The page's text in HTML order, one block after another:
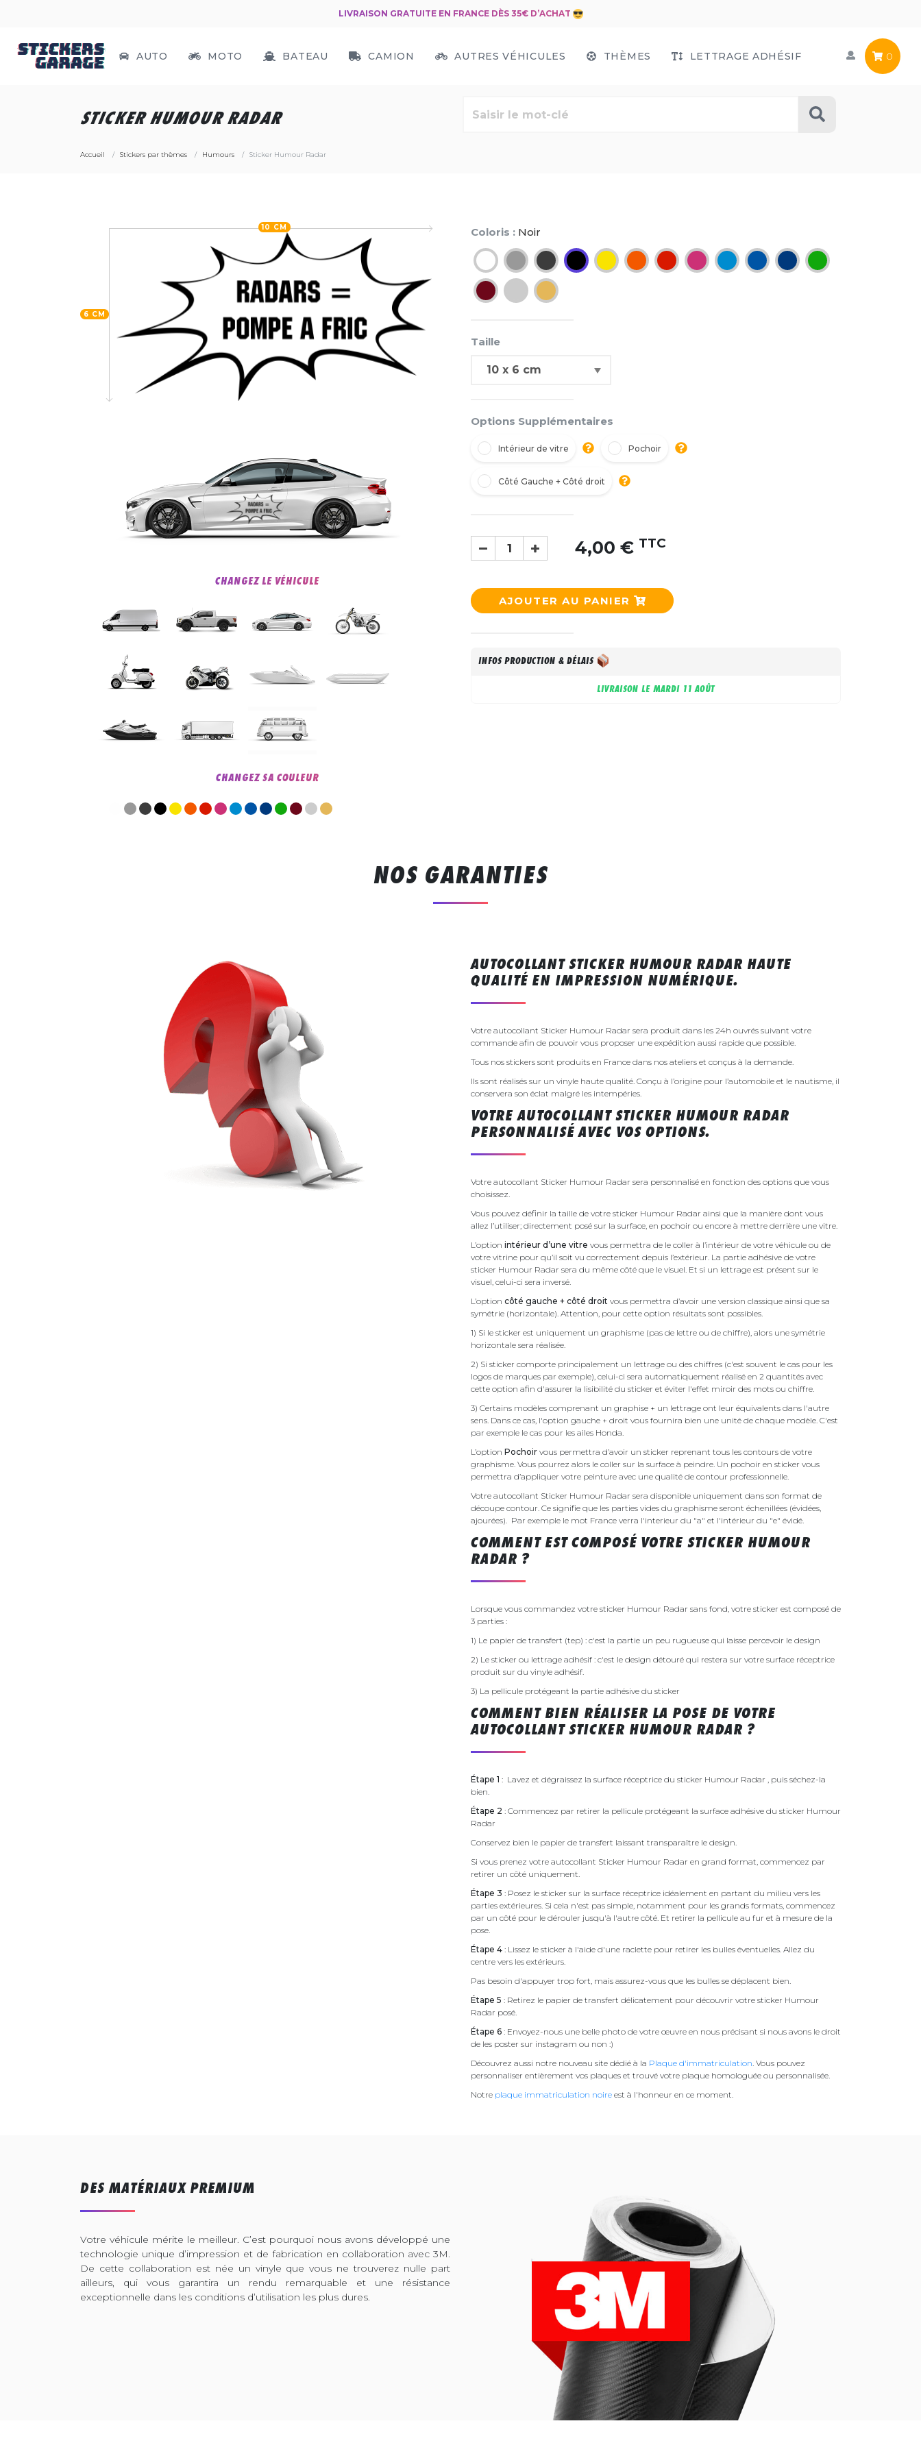
LIVRAISON GRATUITE EN FRANCE DÈS 35€ D’ACHAT
AUTO MOTO BATEAU CAMION AUTRES VÉHICULES THÈMES LETTRAGE ADHÉSIF 0
STICKER HUMOUR RADAR
Accueil Stickers par thèmes Humours Sticker Humour Radar
6 CM
10 CM
CHANGEZ LE VÉHICULE
CHANGEZ SA COULEUR
Coloris : Noir
Taille
Options Supplémentaires
Intérieur de vitre Pochoir
Côté Gauche + Côté droit
4,00 € TTC
AJOUTER AU PANIER
INFOS PRODUCTION & DÉLAIS
LIVRAISON LE MARDI 11 AOÛT
NOS GARANTIES
AUTOCOLLANT STICKER HUMOUR RADAR HAUTE
QUALITÉ EN IMPRESSION NUMÉRIQUE.
Votre autocollant Sticker Humour Radar sera produit dans les 24h ouvrés suivant votre
commande afin de pouvoir vous proposer une expédition aussi rapide que possible.
Tous nos stickers sont produits en France dans nos ateliers et conçus à la demande.
Ils sont réalisés sur un vinyle haute qualité. Conçu à l’origine pour l’automobile et le nautisme, il
conservera son éclat malgré les intempéries.
VOTRE AUTOCOLLANT STICKER HUMOUR RADAR
PERSONNALISÉ AVEC VOS OPTIONS.
Votre autocollant Sticker Humour Radar sera personnalisé en fonction des options que vous
choisissez.
Vous pouvez définir la taille de votre sticker Humour Radar ainsi que la manière dont vous
allez l’utiliser; directement posé sur la surface, en pochoir ou encore à mettre derrière une vitre.
L’option intérieur d’une vitre vous permettra de le coller à l’intérieur de votre véhicule ou de
votre vitrine pour qu’il soit vu correctement depuis l’extérieur. La partie adhésive de votre
sticker Humour Radar sera du même côté que le visuel. Et si un lettrage est présent sur le
visuel, celui-ci sera inversé.
L’option côté gauche + côté droit vous permettra d’avoir une version classique ainsi que sa
symétrie (horizontale). Attention, pour cette option résultats sont possibles.
1) Si le sticker est uniquement un graphisme (pas de lettre ou de chiffre), alors une symétrie
horizontale sera réalisée.
2) Si sticker comporte principalement un lettrage ou des chiffres (c'est souvent le cas pour les
logos de marques par exemple), celui-ci sera automatiquement réalisé en 2 quantités avec
cette option afin d'assurer la lisibilité du sticker et éviter l'effet miroir des mots ou chiffre.
3) Certains modèles comprenant un graphise + un lettrage ont leur équivalents dans l'autre
sens. Dans ce cas, l'option gauche + droit vous fournira bien une unité de chaque modèle. C'est
par exemple le cas pour les ailes Honda.
L’option Pochoir vous permettra d’avoir un sticker reprenant tous les contours de votre
graphisme. Vous pourrez alors le coller sur la surface à peindre. Un pochoir en sticker vous
permettra d’appliquer votre peinture avec une qualité de contour professionnelle.
Votre autocollant Sticker Humour Radar sera disponible uniquement dans son format de
découpe contour. Ce signifie que les parties vides du graphisme seront échenillées (évidées,
ajourées). Par exemple le mot France verra l'interieur du "a" et l'intérieur du "e" évidé.
COMMENT EST COMPOSÉ VOTRE STICKER HUMOUR
RADAR ?
Lorsque vous commandez votre sticker Humour Radar sans fond, votre sticker est composé de
3 parties :
1) Le papier de transfert (tep) : c'est la partie un peu rugueuse qui laisse percevoir le design
2) Le sticker ou lettrage adhésif : c'est le design détouré qui restera sur votre surface réceptrice
produit sur du vinyle adhésif.
3) La pellicule protégeant la partie adhésive du sticker
COMMENT BIEN RÉALISER LA POSE DE VOTRE
AUTOCOLLANT STICKER HUMOUR RADAR ?
Étape 1 : Lavez et dégraissez la surface réceptrice du sticker Humour Radar , puis séchez-la
bien.
Étape 2 : Commencez par retirer la pellicule protégeant la surface adhésive du sticker Humour
Radar
Conservez bien le papier de transfert laissant transparaître le design.
Si vous prenez votre autocollant Sticker Humour Radar en grand format, commencez par
retirer un côté uniquement.
Étape 3 : Posez le sticker sur la surface réceptrice idéalement en partant du milieu vers les
parties extérieures. Si cela n'est pas simple, notamment pour les grands formats, commencez
par un côté pour le dérouler jusqu'à l'autre côté. Et retirer la pellicule au fur et à mesure de la
pose.
Étape 4 : Lissez le sticker à l'aide d'une raclette pour retirer les bulles éventuelles. Allez du
centre vers les extérieurs.
Pas besoin d'appuyer trop fort, mais assurez-vous que les bulles se déplacent bien.
Étape 5 : Retirez le papier de transfert délicatement pour découvrir votre sticker Humour
Radar posé.
Étape 6 : Envoyez-nous une belle photo de votre œuvre en nous précisant si nous avons le droit
de les poster sur instagram ou non :)
Découvrez aussi notre nouveau site dédié à la Plaque d'immatriculation . Vous pouvez
personnaliser entièrement vos plaques et trouvé votre plaque homologuée ou personnalisée.
Notre plaque immatriculation noire est à l'honneur en ce moment.
DES MATÉRIAUX PREMIUM
Votre véhicule mérite le meilleur. C’est pourquoi nous avons développé une
technologie unique d’impression et de fabrication en collaboration avec 3M.
De cette collaboration est née un vinyle que vous ne trouverez nulle part
ailleurs, qui vous garantira un rendu remarquable et une résistance
exceptionnelle dans les conditions d’utilisation les plus dures.